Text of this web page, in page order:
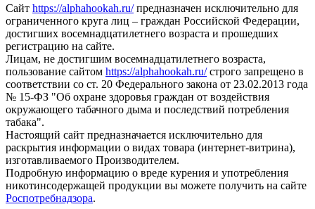
Сайт https://alphahookah.ru/предназначен исключительно для
ограниченного круга лиц – граждан Российской Федерации,
достигших восемнадцатилетнего возраста и прошедших
регистрацию на сайте.
Лицам, не достигшим восемнадцатилетнего возраста,
пользование сайтом https://alphahookah.ru/строго запрещено в
соответствии со ст. 20 Федерального закона от 23.02.2013 года
№ 15-ФЗ "Об охране здоровья граждан от воздействия
окружающего табачного дыма и последствий потребления
табака".
Настоящий сайт предназначается исключительно для
раскрытия информации о видах товара (интернет-витрина),
изготавливаемого Производителем.
Подробную информацию о вреде курения и употребления
никотинсодержащей продукции вы можете получить на сайте
Роспотребнадзора.